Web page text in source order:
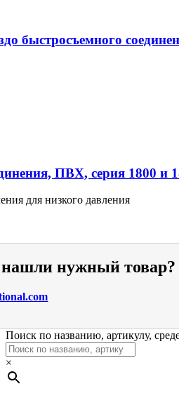
быстросъемного
ПВХ, серия 1800 и
для низкого давления
нужный товар?
Поиск по названию, артикулу,
×